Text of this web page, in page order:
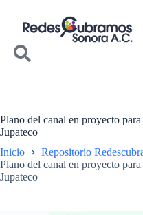
Plano del canal en proyecto
Jupateco
Inicio
Repositorio
Plano del canal en proyecto
Jupateco